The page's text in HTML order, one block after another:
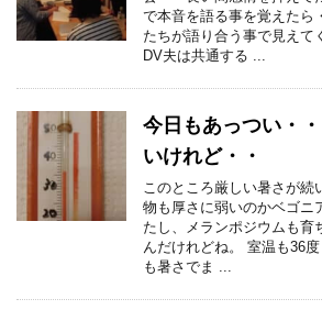
で本音を語る事を覚えたら
たちが語り合う事で見えて
DV夫は共通する ...
今日もあっつい・
いけれど・・
このところ厳しい暑さが続
物も厚さに弱いのかベゴニ
たし、メランポジウムも育
んだけれどね。 室温も36
も暑さでま ...